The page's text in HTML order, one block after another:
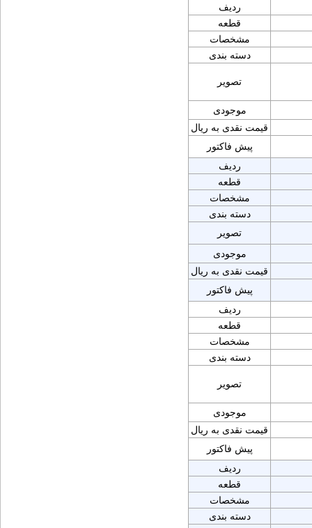
ردیف
قطعه
مشخصات
دسته بندی
تصویر
موجودی
قیمت نقدی به ریال
پیش فاکتور
ردیف
قطعه
مشخصات
دسته بندی
تصویر
موجودی
قیمت نقدی به ریال
پیش فاکتور
ردیف
قطعه
مشخصات
دسته بندی
تصویر
موجودی
قیمت نقدی به ریال
پیش فاکتور
ردیف
قطعه
مشخصات
دسته بندی